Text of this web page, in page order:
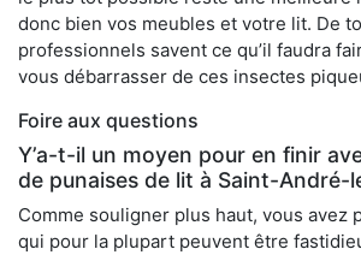
donc bien vos meubles et votre lit. De
professionnels savent ce qu’il faudra
vous débarrasser de ces insectes
Foire aux questions
Y’a-t-il un moyen pour en finir
de punaises de lit à Saint-André-
Comme souligner plus haut, vous avez
qui pour la plupart peuvent être